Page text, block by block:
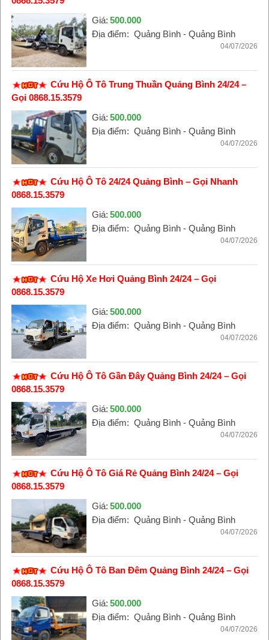
Giá: 500.000
Địa điểm: Quảng Bình - Quảng Bình
04/07/2026
Cứu Hộ Ô Tô Trung Thuần Quảng Bình 24/24 –
Gọi 0868.15.3579
Giá: 500.000
Địa điểm: Quảng Bình - Quảng Bình
04/07/2026
Cứu Hộ Ô Tô 24/24 Quảng Bình – Gọi Nhanh
0868.15.3579
Giá: 500.000
Địa điểm: Quảng Bình - Quảng Bình
04/07/2026
Cứu Hộ Xe Hơi Quảng Bình 24/24 – Gọi
0868.15.3579
Giá: 500.000
Địa điểm: Quảng Bình - Quảng Bình
04/07/2026
Cứu Hộ Ô Tô Gần Đây Quảng Bình 24/24 – Gọi
0868.15.3579
Giá: 500.000
Địa điểm: Quảng Bình - Quảng Bình
04/07/2026
Cứu Hộ Ô Tô Giá Rẻ Quảng Bình 24/24 – Gọi
0868.15.3579
Giá: 500.000
Địa điểm: Quảng Bình - Quảng Bình
04/07/2026
Cứu Hộ Ô Tô Ban Đêm Quảng Bình 24/24 – Gọi
0868.15.3579
Giá: 500.000
Địa điểm: Quảng Bình - Quảng Bình
04/07/2026